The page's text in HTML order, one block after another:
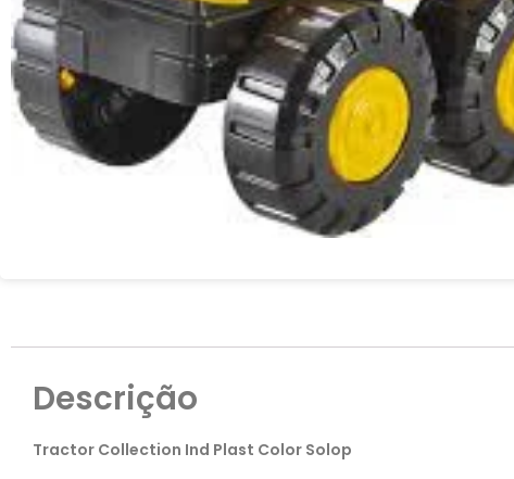
Descrição
Tractor Collection Ind Plast Color Solop